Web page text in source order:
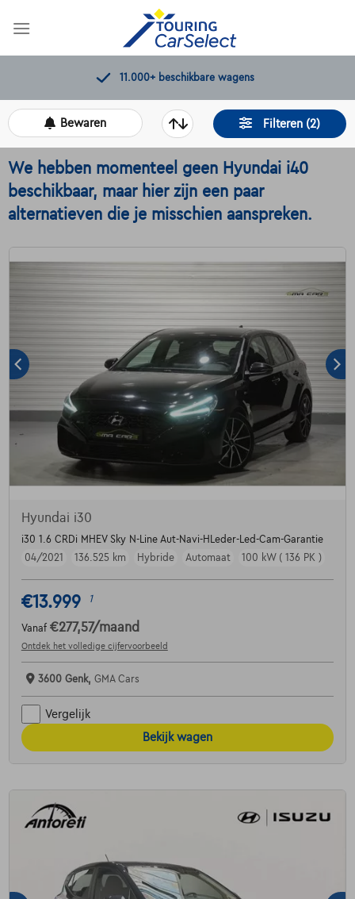
Kwaliteitscontroles door Touring
Filteren (2)
Bewaren
We hebben momenteel geen Hyundai i40
beschikbaar, maar hier zijn een paar
alternatieven die je misschien aanspreken.
Hyundai i30
i30 1.6 CRDi MHEV Sky N-Line Aut-Navi-HLeder-Led-Cam-Garantie
04/2021
136.525 km Hybride Automaat 100 kW ( 136 PK )
€13.999 1
Vanaf €277,57/maand
Ontdek het volledige cijfervoorbeeld
3600 Genk, GMA Cars
Vergelijk
Bekijk wagen